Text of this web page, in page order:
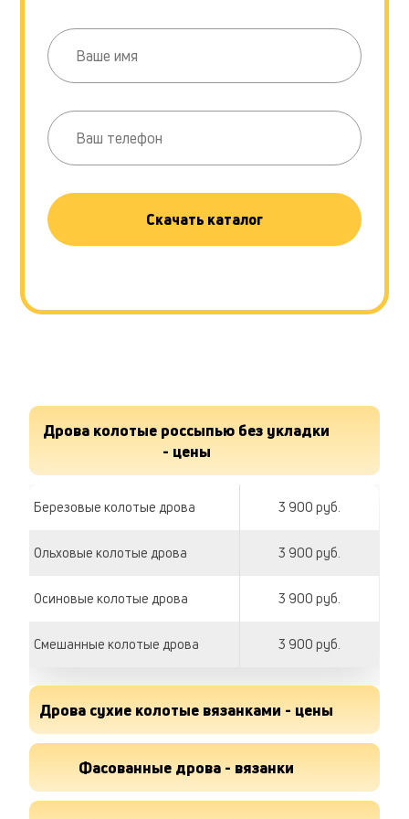
Скачать каталог
Дрова колотые россыпью без укладки
- цены
Березовые колотые дрова 3 900 руб.
Ольховые колотые дрова 3 900 руб.
Осиновые колотые дрова 3 900 руб.
Смешанные колотые дрова 3 900 руб.
Дрова сухие колотые вязанками - цены
Дрова березовые сухие 190 руб.
Фасованные дрова - вязанки